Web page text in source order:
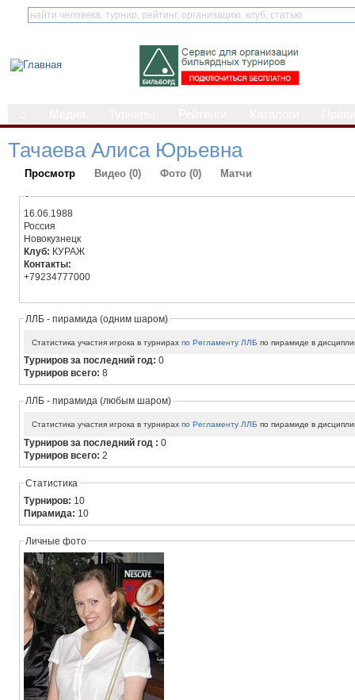
Тачаева Алиса Юрьевна
Просмотр Видео (0) Фото (0) Матчи
-
16.06.1988
Россия
Новокузнецк
Клуб: КУРАЖ
Контакты:
+79234777000
ЛЛБ - пирамида (одним шаром)
Статистика участия игрока в турнирахпо Регламенту ЛЛБ по пирамиде в
Турниров за последний год:0
Турниров всего:8
ЛЛБ - пирамида (любым шаром)
Статистика участия игрока в турнирахпо Регламенту ЛЛБ по пирамиде в
Турниров за последний год :0
Турниров всего:2
Статистика
Турниров: 10
Пирамида: 10
Личные фото